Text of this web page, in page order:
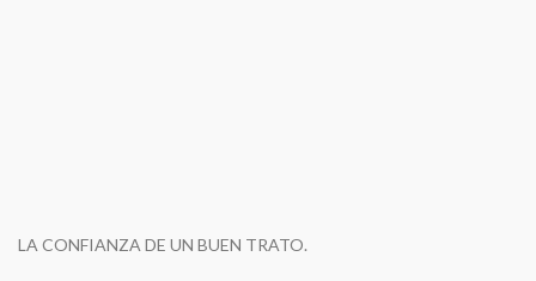
LA CONFIANZA DE UN BUEN TRATO.